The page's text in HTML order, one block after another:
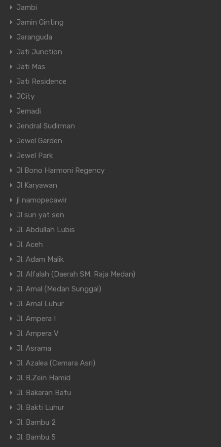
Jambi
Jamin Ginting
Jaranguda
Jati Junction
Jati Mas
Jati Residence
JCity
Jemadi
Jendral Sudirman
Jewel Garden
Jewel Park
Jl Bono Harmoni Regency
Jl Karyawan
jl namopecawir
Jl sun yat sen
Jl. Abdullah Lubis
Jl. Aceh
Jl. Adam Malik
Jl. Alfalah (Daerah SM. Raja Medan)
Jl. Amal (Medan Sunggal)
Jl. Amal Luhur
Jl. Ampera I
Jl. Ampera V
Jl. Asrama
Jl. Azalea (Cemara Asri)
Jl. B.Zein Hamid
Jl. Bakaran Batu
Jl. Bakti Luhur
Jl. Bambu 2
Jl. Bambu 5